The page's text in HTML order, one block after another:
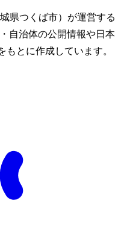
県つくば市）が運営する
自治体の公開情報や日本
とに作成しています。